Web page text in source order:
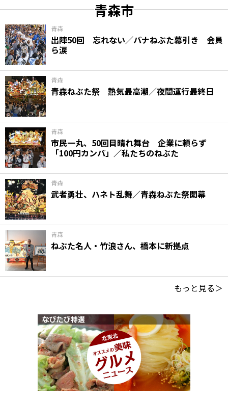
青森市
青森
出陣50回 忘れない／パナねぶた幕引き 会員
ら涙
青森
青森ねぶた祭 熱気最高潮／夜間運行最終日
青森
市民一丸、50回目晴れ舞台 企業に頼らず
「100円カンパ」／私たちのねぶた
青森
武者勇壮、ハネト乱舞／青森ねぶた祭開幕
青森
ねぶた名人・竹浪さん、橋本に新拠点
もっと見る＞